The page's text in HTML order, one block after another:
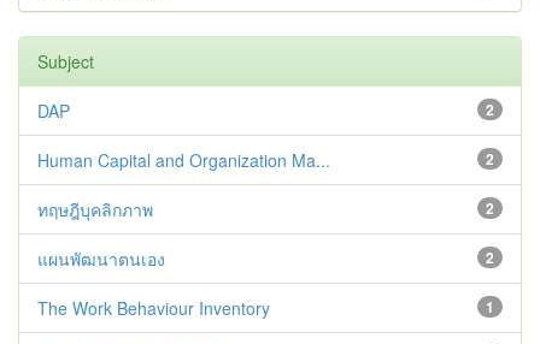
Subject
2
DAP
2
Human Capital and Organization Ma...
2
ทฤษฎีบุคลิกภาพ
2
แผนพัฒนาตนเอง
1
The Work Behaviour Inventory